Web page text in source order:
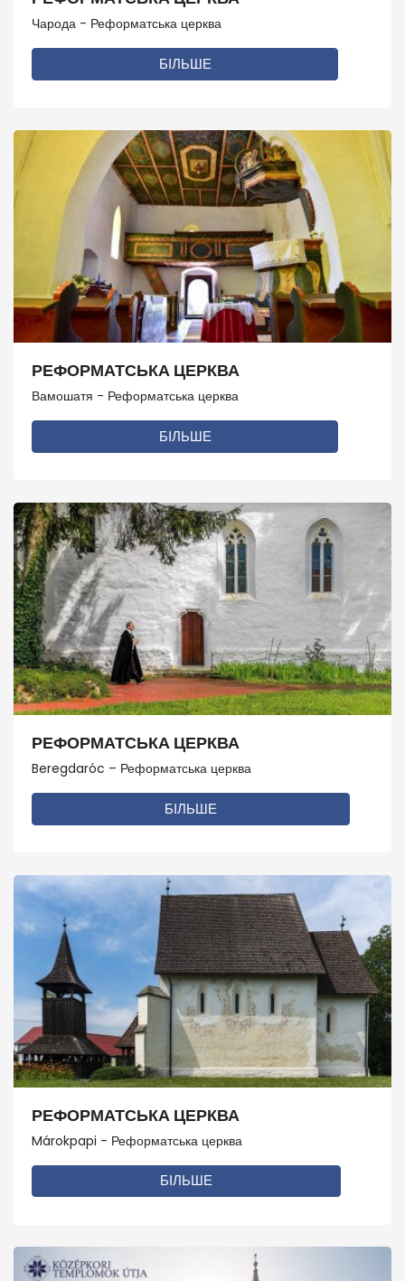
Чарода - Реформатська церква
БІЛЬШЕ
РЕФОРМАТСЬКА ЦЕРКВА
Вамошатя - Реформатська церква
БІЛЬШЕ
РЕФОРМАТСЬКА ЦЕРКВА
Beregdaróc – Реформатська церква
БІЛЬШЕ
РЕФОРМАТСЬКА ЦЕРКВА
Márokpapi - Реформатська церква
БІЛЬШЕ